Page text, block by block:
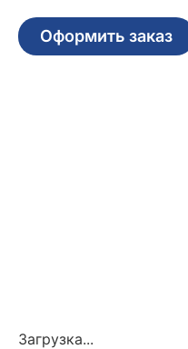
Оформить заказ
Загрузка...